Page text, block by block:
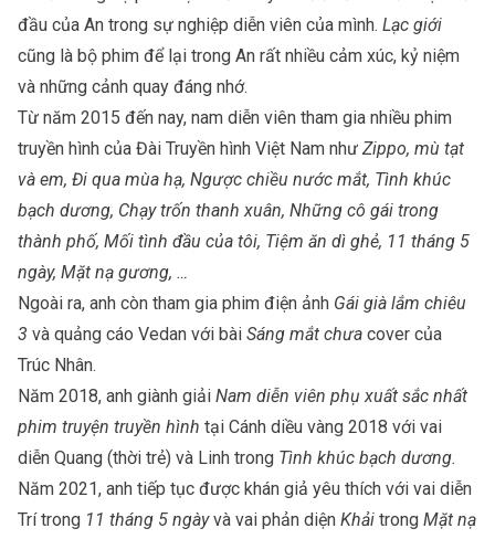
đầu của An trong sự nghiệp diễn viên của mình. Lạc giới
cũng là bộ phim để lại trong An rất nhiều cảm xúc, kỷ niệm
và những cảnh quay đáng nhớ.
Từ năm 2015 đến nay, nam diễn viên tham gia nhiều phim
truyền hình của Đài Truyền hình Việt Nam như Zippo, mù tạt
và em, Đi qua mùa hạ, Ngược chiều nước mắt, Tình khúc
bạch dương, Chạy trốn thanh xuân, Những cô gái trong
thành phố, Mối tình đầu của tôi, Tiệm ăn dì ghẻ, 11 tháng 5
ngày, Mặt nạ gương, …
Ngoài ra, anh còn tham gia phim điện ảnh Gái già lắm chiêu
3 và quảng cáo Vedan với bài Sáng mắt chưa cover của
Trúc Nhân.
Năm 2018, anh giành giải Nam diễn viên phụ xuất sắc nhất
phim truyện truyền hình tại Cánh diều vàng 2018 với vai
diễn Quang (thời trẻ) và Linh trong Tình khúc bạch dương.
Năm 2021, anh tiếp tục được khán giả yêu thích với vai diễn
Trí trong 11 tháng 5 ngàyvà vai phản diện Khải trong Mặt nạ